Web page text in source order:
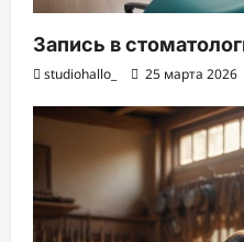
Запись в
studiohallo_ 25 марта 2026